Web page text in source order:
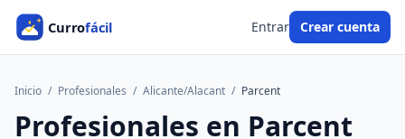
Entrar Crear cuenta
Inicio / Profesionales / Alicante/Alacant / Parcent
Profesionales en Parcent